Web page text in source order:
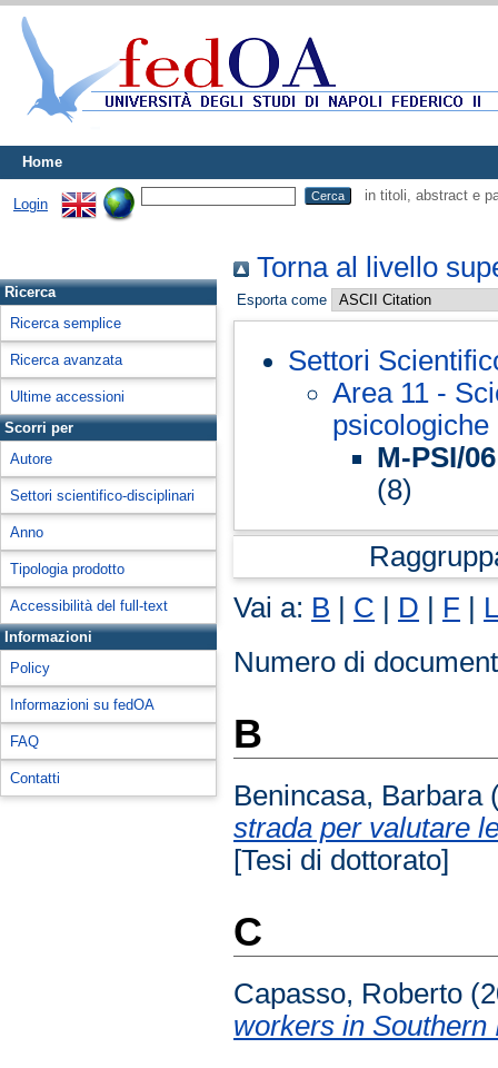
Home
Login
in titoli, abstract e
Ricerca
Ricerca semplice
Ricerca avanzata
Ultime accessioni
Scorri per
Autore
Settori scientifico-disciplinari
Anno
Tipologia prodotto
Accessibilità del full-text
Informazioni
Policy
Informazioni su fedOA
FAQ
Contatti
Torna al livello
Esporta come
Settori
Area 11 -
psicologiche
M-PSI/
(8)
Vai a: B | C | D | F | L
Numero di
B
Benincasa, Barbara
strada per valutare
[Tesi di dottorato]
C
Capasso, Roberto
workers in Southern